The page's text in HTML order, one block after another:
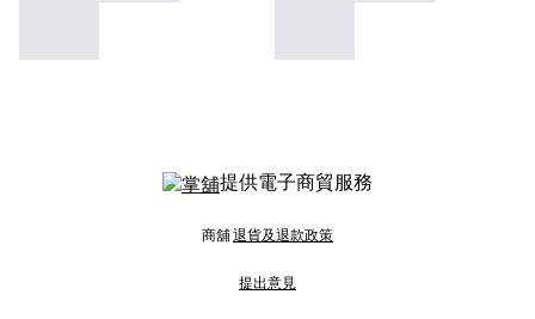
提供電子商貿服務
商舖退貨及退款政策
提出意見